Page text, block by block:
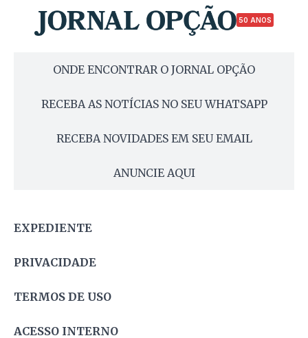
50 ANOS
ONDE ENCONTRAR O JORNAL OPÇÃO
RECEBA AS NOTÍCIAS NO SEU WHATSAPP
RECEBA NOVIDADES EM SEU EMAIL
ANUNCIE AQUI
EXPEDIENTE
PRIVACIDADE
TERMOS DE USO
ACESSO INTERNO